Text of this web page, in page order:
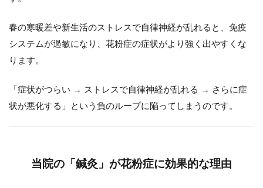
春の寒暖差や新生活のストレスで自律神経が乱れると、免疫
システムが過敏になり、花粉症の症状がより強く出やすくな
ります。
「症状がつらい → ストレスで自律神経が乱れる → さらに症
状が悪化する」という負のループに陥ってしまうのです。
当院の「鍼灸」が花粉症に効果的な理由